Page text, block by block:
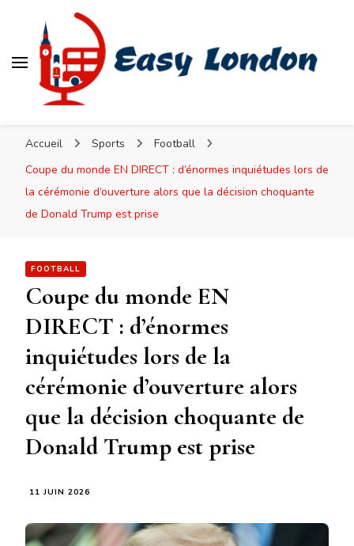
Accueil Sports
Football
Coupe du monde EN DIRECT : d’énormes inquiétudes lors de
la cérémonie d’ouverture alors que la décision choquante
de Donald Trump est prise
FOOTBALL
Coupe du monde EN
DIRECT : d’énormes
inquiétudes lors de la
cérémonie d’ouverture alors
que la décision choquante de
Donald Trump est prise
11 JUIN 2026